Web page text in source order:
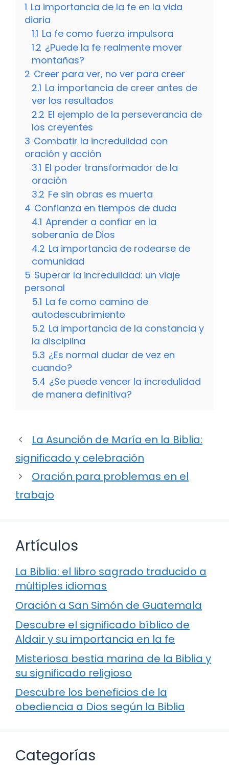
1 La importancia de la fe en la vida
diaria
1.1 La fe como fuerza impulsora
1.2 ¿Puede la fe realmente mover
montañas?
2 Creer para ver, no ver para creer
2.1 La importancia de creer antes de
ver los resultados
2.2 El ejemplo de la perseverancia de
los creyentes
3 Combatir la incredulidad con
oración y acción
3.1 El poder transformador de la
oración
3.2 Fe sin obras es muerta
4 Confianza en tiempos de duda
4.1 Aprender a confiar en la
soberanía de Dios
4.2 La importancia de rodearse de
comunidad
5 Superar la incredulidad: un viaje
personal
5.1 La fe como camino de
autodescubrimiento
5.2 La importancia de la constancia y
la disciplina
5.3 ¿Es normal dudar de vez en
cuando?
5.4 ¿Se puede vencer la incredulidad
de manera definitiva?
La Asunción de María en la Biblia:
significado y celebración
Oración para problemas en el
trabajo
Artículos
La Biblia: el libro sagrado traducido a
múltiples idiomas
Oración a San Simón de Guatemala
Descubre el significado bíblico de
Aldair y su importancia en la fe
Misteriosa bestia marina de la Biblia y
su significado religioso
Descubre los beneficios de la
obediencia a Dios según la Biblia
Categorías